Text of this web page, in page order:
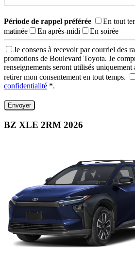
Période de rappel préférée En tout
matinée
En après-midi En soirée
Je consens à recevoir par courriel des
promotions de Boulevard Toyota. Je
renseignements seront utilisés
retirer mon consentement en tout temps.
confidentialité *.
BZ XLE 2RM 2026